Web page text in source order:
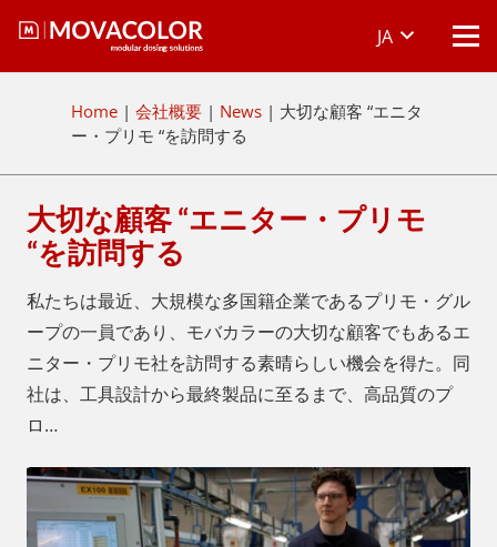
JA
Home | 会社概要 | News | 大切な顧客 “エニタ
ー・プリモ “を訪問する
大切な顧客 “エニター・プリモ
“を訪問する
私たちは最近、大規模な多国籍企業であるプリモ・グル
ープの一員であり、モバカラーの大切な顧客でもあるエ
ニター・プリモ社を訪問する素晴らしい機会を得た。同
社は、工具設計から最終製品に至るまで、高品質のプ
ロ…